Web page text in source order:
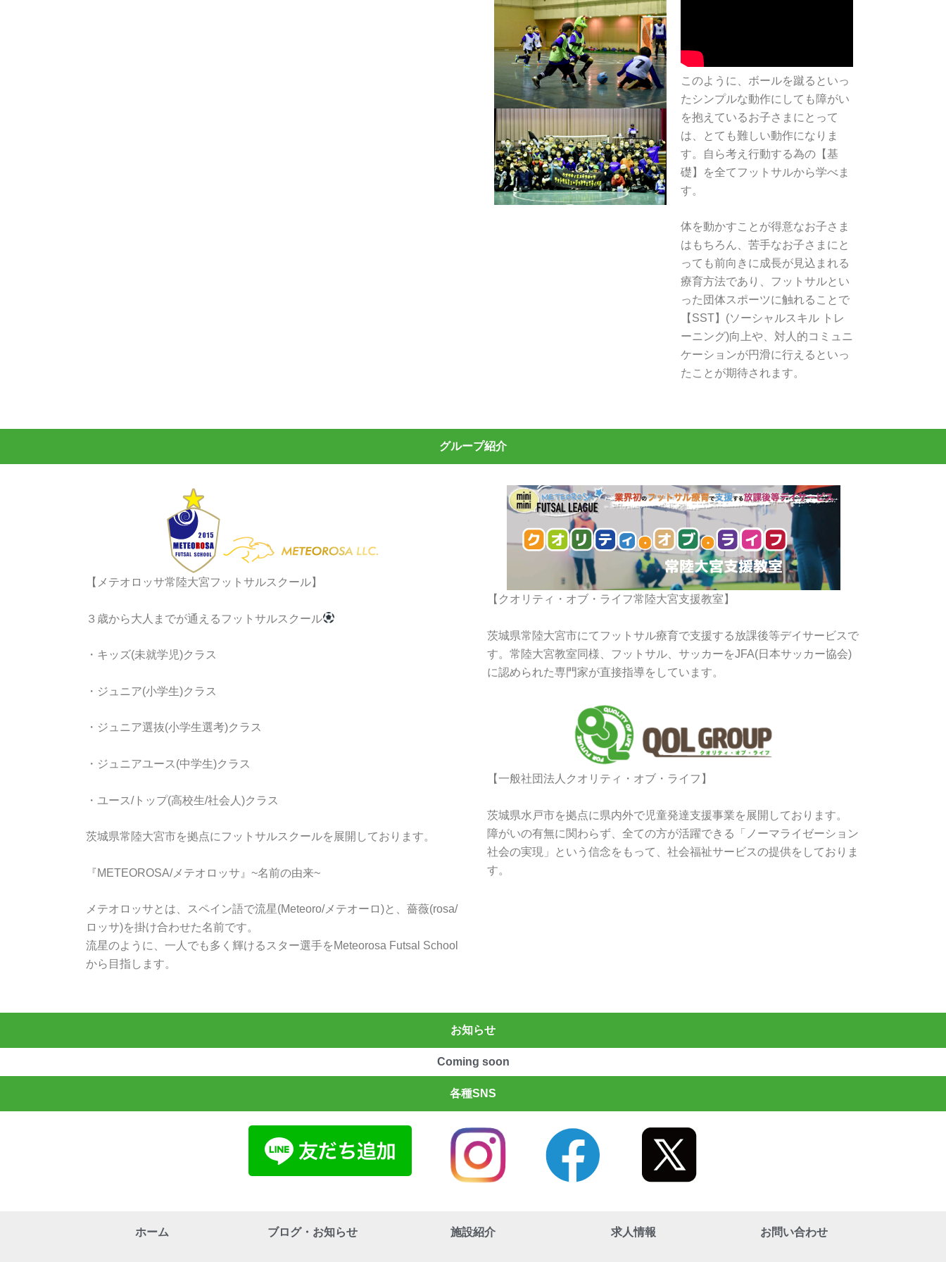
このように、ボールを蹴るといっ
たシンプルな動作にしても障がい
を抱えているお子さまにとって
は、とても難しい動作になりま
す。自ら考え行動する為の【基
礎】を全てフットサルから学べま
す。
体を動かすことが得意なお子さま
はもちろん、苦手なお子さまにと
っても前向きに成長が見込まれる
療育方法であり、フットサルとい
った団体スポーツに触れることで
【SST】(ソーシャルスキル トレ
ーニング)向上や、対人的コミュニ
ケーションが円滑に行えるといっ
たことが期待されます。
グループ紹介
【メテオロッサ常陸大宮フットサルスクール】
３歳から大人までが通えるフットサルスクール
・キッズ(未就学児)クラス
・ジュニア(小学生)クラス
・ジュニア選抜(小学生選考)クラス
・ジュニアユース(中学生)クラス
・ユース/トップ(高校生/社会人)クラス
茨城県常陸大宮市を拠点にフットサルスクールを展開しております。
『METEOROSA/メテオロッサ』~名前の由来~
メテオロッサとは、スペイン語で流星(Meteoro/メテオーロ)と、薔薇(rosa/
ロッサ)を掛け合わせた名前です。
流星のように、一人でも多く輝けるスター選手をMeteorosa Futsal School
から目指します。
【クオリティ・オブ・ライフ常陸大宮支援教室】
茨城県常陸大宮市にてフットサル療育で支援する放課後等デイサービスで
す。常陸大宮教室同様、フットサル、サッカーをJFA(日本サッカー協会)
に認められた専門家が直接指導をしています。
【一般社団法人クオリティ・オブ・ライフ】
茨城県水戸市を拠点に県内外で児童発達支援事業を展開しております。
障がいの有無に関わらず、全ての方が活躍できる「ノーマライゼーション
社会の実現」という信念をもって、社会福祉サービスの提供をしておりま
す。
お知らせ
Coming soon
各種SNS
ホーム ブログ・お知らせ 施設紹介 求人情報 お問い合わせ